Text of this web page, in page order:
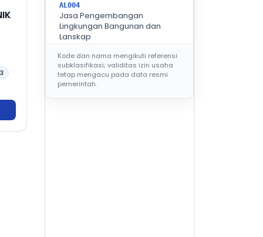
AL004
Jasa Pengembangan
Lingkungan Bangunan dan
Lanskap
KELOMPOK BIDANG AR
AR001
Kode dan nama mengikuti referensi
subklasifikasi; validitas izin usaha
tetap mengacu pada data resmi
pemerintah.